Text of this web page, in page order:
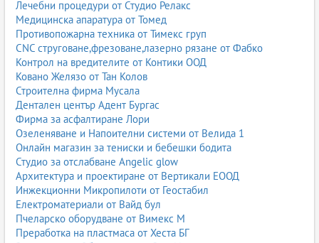
Лечебни процедури от Студио Релакс
Медицинска апаратура от Томед
Противопожарна техника от Тимекс груп
CNC струговане,фрезоване,лазерно рязане от Фабко
Контрол на вредителите от Контики ООД
Ковано Желязо от Тан Колов
Строителна фирма Мусала
Дентален център Адент Бургас
Фирма за асфалтиране Лори
Озеленяване и Напоителни системи от Велида 1
Онлайн магазин за тениски и бебешки бодита
Студио за отслабване Angelic glow
Архитектура и проектиране от Вертикали ЕООД
Инжекционни Микропилоти от Геостабил
Електроматериали от Вайд бул
Пчеларско оборудване от Вимекс М
Преработка на пластмаса от Хеста БГ